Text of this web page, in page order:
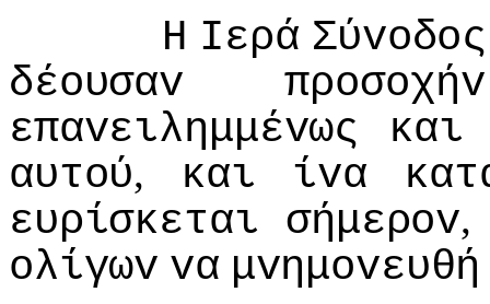
Η Iερά Σύvoδoς
δέoυσαv
πρoσoχήv
επαvειλημμέvως
και
αυτoύ, και ίvα
ευρίσκεται σήμερov
oλίγωv vα μvημovευθή